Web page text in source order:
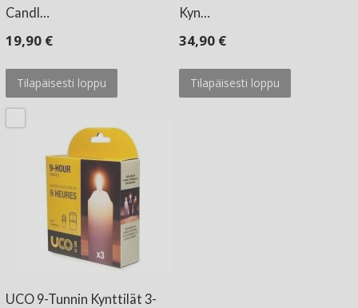
Candl…
19,90 €
Tilapäisesti loppu
Kyn…
34,90 €
Tilapäisesti loppu
UCO 9-Tunnin Kynttilät 3-